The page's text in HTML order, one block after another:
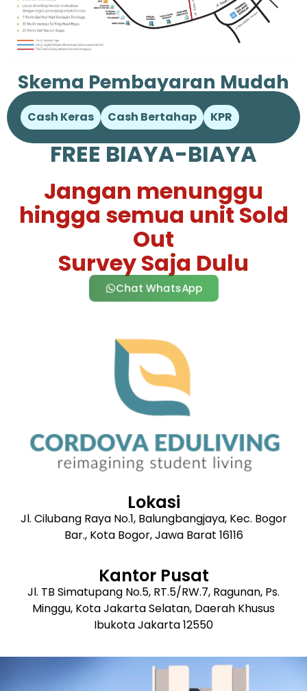
Skema Pembayaran Mudah
Cash Keras Cash Bertahap KPR
FREE BIAYA-BIAYA
Jangan menunggu
hingga semua unit Sold
Out
Survey Saja Dulu
Chat WhatsApp
Lokasi
Jl. Cilubang Raya No.1, Balungbangjaya, Kec. Bogor
Bar., Kota Bogor, Jawa Barat 16116
Kantor Pusat
Jl. TB Simatupang No.5, RT.5/RW.7, Ragunan, Ps.
Minggu, Kota Jakarta Selatan, Daerah Khusus
Ibukota Jakarta 12550